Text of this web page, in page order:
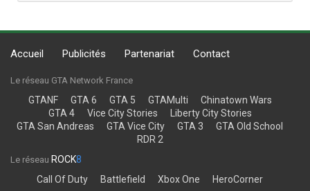
Accueil Publicités Partenariat Contact
Le réseau GTA Network France
GTANF GTA 6 GTA 5 GTAMulti
Chinatown Wars
GTA 4
Vice City Stories
Liberty City Stories
GTA San Andreas
GTA Vice City GTA 3
GTA Old School
RDR 2
Le réseau ROCK8
Call Of Duty
Battlefield Xbox One HeroCorner